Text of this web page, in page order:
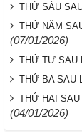
THỨ SÁU
THỨ NĂM
(07/01/2026)
THỨ TƯ SAU
THỨ BA SAU
THỨ HAI SAU
(04/01/2026)